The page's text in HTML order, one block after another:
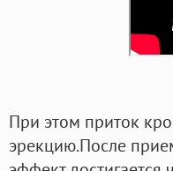
При этом приток
эрекцию.После